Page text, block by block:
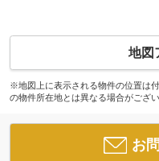
地図
※地図上に表示される物件の位置は
の物件所在地とは異なる場合がござい
お